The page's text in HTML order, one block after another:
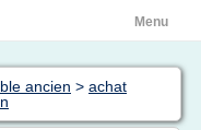
Menu
ancien > achat